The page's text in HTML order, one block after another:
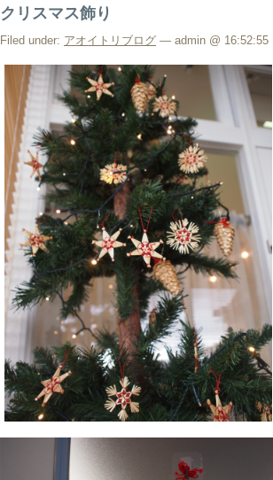
クリスマス飾り
Filed under: アオイトリブログ — admin @ 16:52:55